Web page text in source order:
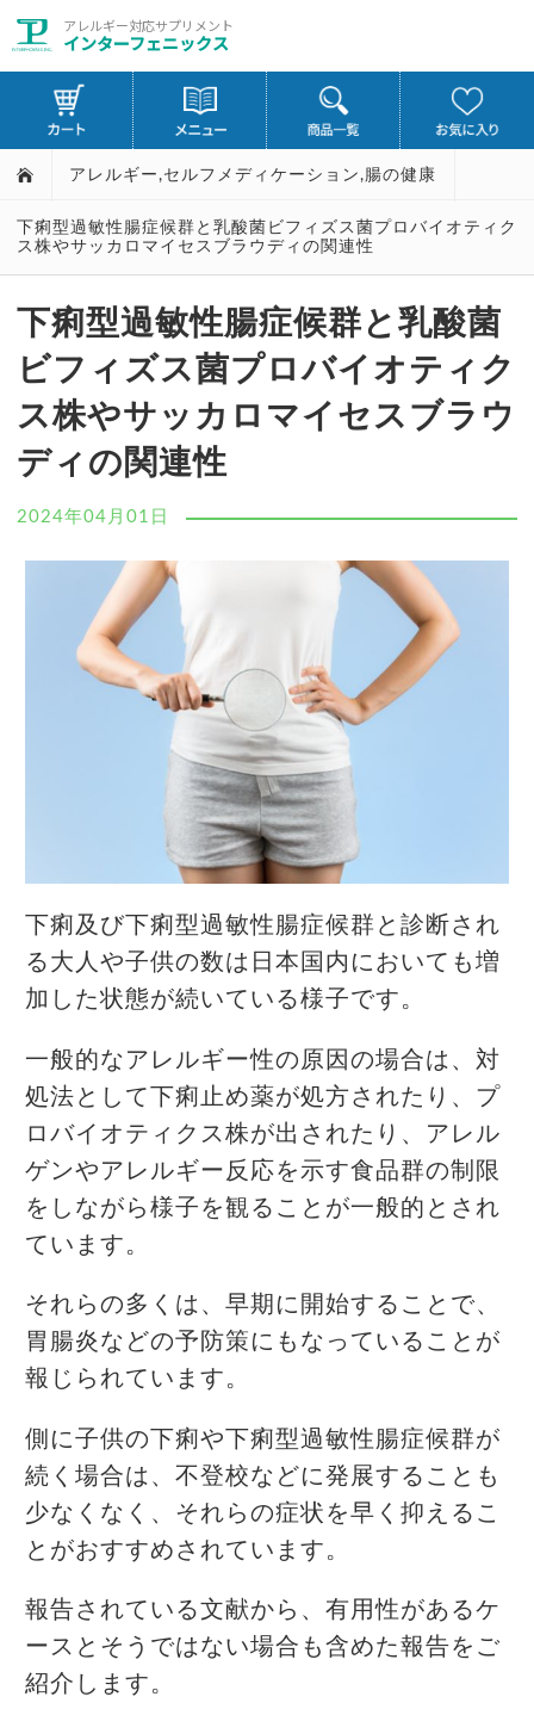
アレルギー対応サプリメント
インターフェニックス
アレルギー ,セルフメディケーション , 腸の健康
下痢型過敏性腸症候群と乳酸菌ビフィズス菌プロバイオティク
ス株やサッカロマイセスブラウディの関連性
下痢型過敏性腸症候群と乳酸菌
ビフィズス菌プロバイオティク
ス株やサッカロマイセスブラウ
ディの関連性
2024年04月01日
下痢及び下痢型過敏性腸症候群と診断され
る大人や子供の数は日本国内においても増
加した状態が続いている様子です。
一般的なアレルギー性の原因の場合は、対
処法として下痢止め薬が処方されたり、プ
ロバイオティクス株が出されたり、アレル
ゲンやアレルギー反応を示す食品群の制限
をしながら様子を観ることが一般的とされ
ています。
それらの多くは、早期に開始することで、
胃腸炎などの予防策にもなっていることが
報じられています。
側に子供の下痢や下痢型過敏性腸症候群が
続く場合は、不登校などに発展することも
少なくなく、それらの症状を早く抑えるこ
とがおすすめされています。
報告されている文献から、有用性があるケ
ースとそうではない場合も含めた報告をご
紹介します。